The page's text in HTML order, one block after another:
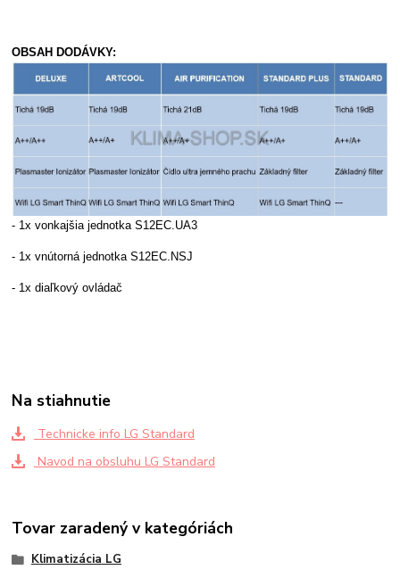
OBSAH DODÁVKY:
- 1x vonkajšia jednotka S12EC.UA3
- 1x vnútorná jednotka S12EC.NSJ
- 1x diaľkový ovládač
Na stiahnutie
Technicke info LG Standard
Navod na obsluhu LG Standard
Tovar zaradený v kategóriách
Klimatizácia LG